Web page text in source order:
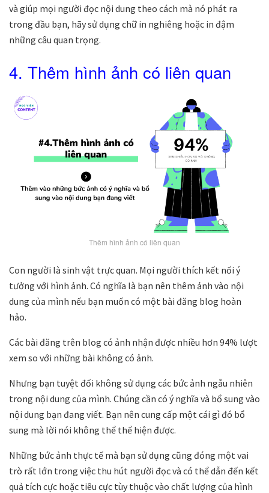
và giúp mọi người đọc nội dung theo cách mà nó phát ra
trong đầu bạn, hãy sử dụng chữ in nghiêng hoặc in đậm
những câu quan trọng.
4. Thêm hình ảnh có liên quan
Thêm hình ảnh có liên quan
Con người là sinh vật trực quan. Mọi người thích kết nối ý
tưởng với hình ảnh. Có nghĩa là bạn nên thêm ảnh vào nội
dung của mình nếu bạn muốn có một bài đăng blog hoàn
hảo.
Các bài đăng trên blog có ảnh nhận được nhiều hơn 94% lượt
xem so với những bài không có ảnh.
Nhưng bạn tuyệt đối không sử dụng các bức ảnh ngẫu nhiên
trong nội dung của mình. Chúng cần có ý nghĩa và bổ sung vào
nội dung bạn đang viết. Bạn nên cung cấp một cái gì đó bổ
sung mà lời nói không thể thể hiện được.
Những bức ảnh thực tế mà bạn sử dụng cũng đóng một vai
trò rất lớn trong việc thu hút người đọc và có thể dẫn đến kết
quả tích cực hoặc tiêu cực tùy thuộc vào chất lượng của hình